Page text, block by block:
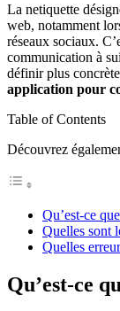
La netiquette
web, notamment
réseaux sociaux.
communication à
définir plus
application pour
Table of Contents
Découvrez
Qu’est-ce
Quelles sont
Quelles
Qu’est-ce